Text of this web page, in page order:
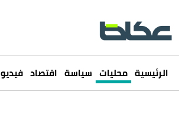
الرئيسية محليات سياسة اقتصاد فيديو